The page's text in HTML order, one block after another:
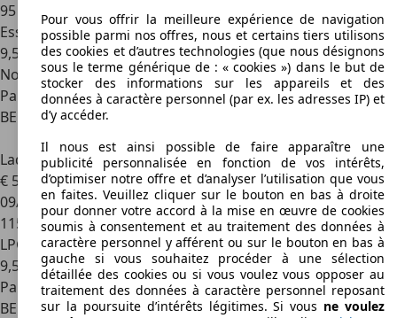
95 000 km
Essence
9,5 l/100 km (mixte)
Nouveau
Particulier
BE 2880Bornem
Lada NivaNiva 1.7i Norma LPG
€ 5 000
09/2011
115 000 km
LPG
9,5 l/100 km (mixte)
Particulier
BE 8500Courtrai
Pour vous offrir la meilleure expérience de navigation
possible parmi nos offres, nous et certains tiers utilisons
des cookies et d’autres technologies (que nous désignons
sous le terme générique de : « cookies ») dans le but de
stocker des informations sur les appareils et des
données à caractère personnel (par ex. les adresses IP) et
d’y accéder.
Il nous est ainsi possible de faire apparaître une
publicité personnalisée en fonction de vos intérêts,
d’optimiser notre offre et d’analyser l’utilisation que vous
en faites. Veuillez cliquer sur le bouton en bas à droite
pour donner votre accord à la mise en œuvre de cookies
soumis à consentement et au traitement des données à
caractère personnel y afférent ou sur le bouton en bas à
gauche si vous souhaitez procéder à une sélection
détaillée des cookies ou si vous voulez vous opposer au
traitement des données à caractère personnel reposant
sur la poursuite d’intérêts légitimes. Si vous ne voulez